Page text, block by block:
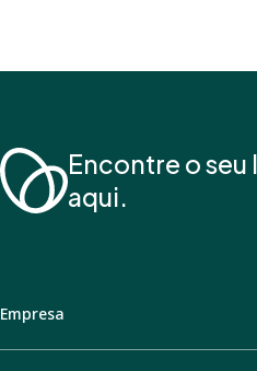
Encontre o
aqui.
Empresa